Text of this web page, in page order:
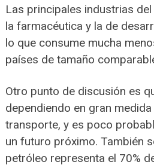
Las principales industrias
la farmacéutica y la de
lo que consume mucha
países de tamaño
Otro punto de discusión es
dependiendo en gran
transporte, y es poco
un futuro próximo. También
petróleo representa el 70%